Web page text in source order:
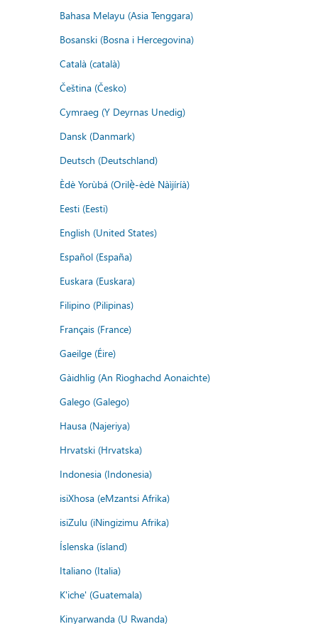
Bahasa Melayu (Asia Tenggara)
Bosanski (Bosna i Hercegovina)
Català (català)
Čeština (Česko)
Cymraeg (Y Deyrnas Unedig)
Dansk (Danmark)
Deutsch (Deutschland)
Èdè Yorùbá (Orilẹ̀-èdè Nàìjíríà)
Eesti (Eesti)
English (United States)
Español (España)
Euskara (Euskara)
Filipino (Pilipinas)
Français (France)
Gaeilge (Éire)
Gàidhlig (An Rìoghachd Aonaichte)
Galego (Galego)
Hausa (Najeriya)
Hrvatski (Hrvatska)
Indonesia (Indonesia)
isiXhosa (eMzantsi Afrika)
isiZulu (iNingizimu Afrika)
Íslenska (ísland)
Italiano (Italia)
K'iche' (Guatemala)
Kinyarwanda (U Rwanda)